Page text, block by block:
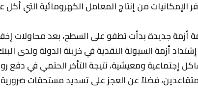
الإمكانيات من إنتاج المعامل الكهرومائية التي
أزمة جديدة بدأت تطفو على السطح، بعد محاولات
إشتداد أزمة السيولة النقدية في خزينة الدولة ولدى
إجتماعية ومعيشية، نتيجة التأخر الحتمي في دفع
فضلاً عن العجز على تسديد مستحقات